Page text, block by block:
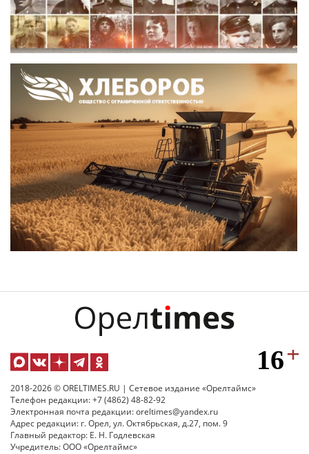
2018-2026 © ORELTIMES.RU | Сетевое издание «Орелтаймс»
Телефон редакции: +7 (4862) 48-82-92
Электронная почта редакции: oreltimes@yandex.ru
Адрес редакции: г. Орел, ул. Октябрьская, д.27, пом. 9
Главный редактор: Е. Н. Годлевская
Учредитель: ООО «Орелтаймс»